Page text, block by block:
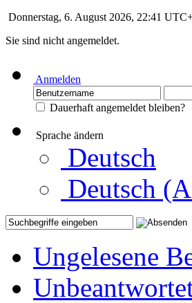
Donnerstag, 6. August 2026, 22:41
Sie sind nicht angemeldet.
Anmelden
Dauerhaft angemeldet bleiben?
Sprache ändern
Deutsch
Deutsch
Ungelesene